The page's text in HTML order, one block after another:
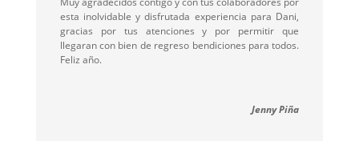
esta inolvidable y disfrutada experiencia para Dani,
gracias por tus atenciones y por permitir que
llegaran con bien de regreso bendiciones para todos.
Feliz año.
Jenny Piña